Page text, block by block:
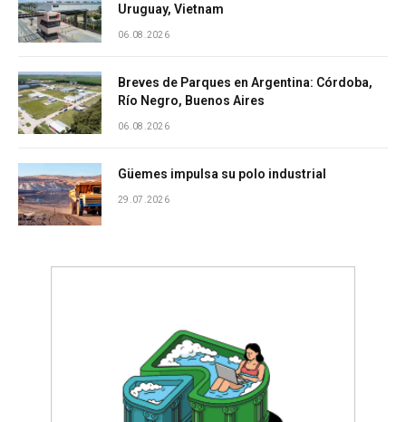
Uruguay, Vietnam
06.08.2026
Breves de Parques en Argentina: Córdoba,
Río Negro, Buenos Aires
06.08.2026
Güemes impulsa su polo industrial
29.07.2026